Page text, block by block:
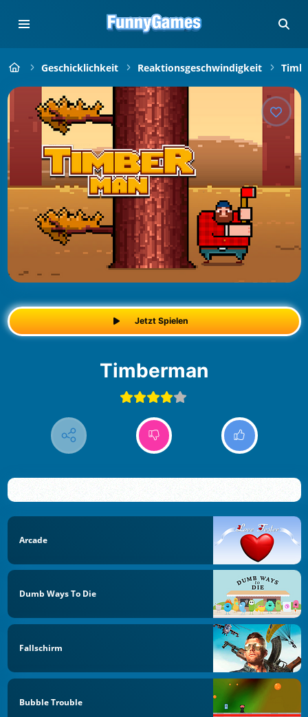
Geschicklichkeit Reaktionsgeschwindigkeit
Jetzt Spielen
Timberman
Arcade
Dumb Ways To Die
Fallschirm
Bubble Trouble